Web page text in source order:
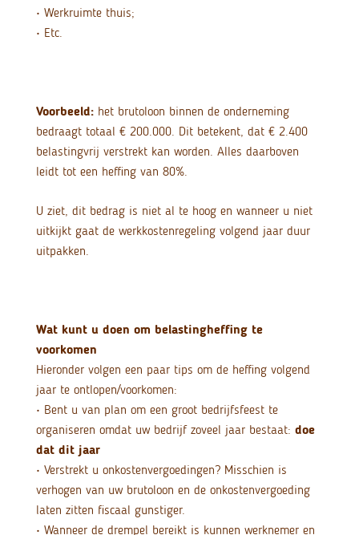
• Werkruimte thuis;
• Etc.
Voorbeeld:het brutoloon binnen de onderneming
bedraagt totaal € 200.000. Dit betekent, dat € 2.400
belastingvrij verstrekt kan worden. Alles daarboven
leidt tot een heffing van 80%.
U ziet, dit bedrag is niet al te hoog en wanneer u niet
uitkijkt gaat de werkkostenregeling volgend jaar duur
uitpakken.
Wat kunt u doen om belastingheffing te
voorkomen
Hieronder volgen een paar tips om de heffing volgend
jaar te ontlopen/voorkomen:
• Bent u van plan om een groot bedrijfsfeest te
organiseren omdat uw bedrijf zoveel jaar bestaat: doe
dat dit jaar
• Verstrekt u onkostenvergoedingen? Misschien is
verhogen van uw brutoloon en de onkostenvergoeding
laten zitten fiscaal gunstiger.
• Wanneer de drempel bereikt is kunnen werknemer en